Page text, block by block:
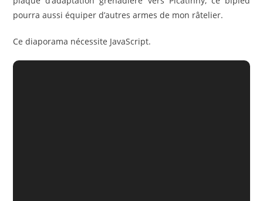
pourra aussi équiper d’autres armes de mon râtelier.
Ce diaporama nécessite JavaScript.